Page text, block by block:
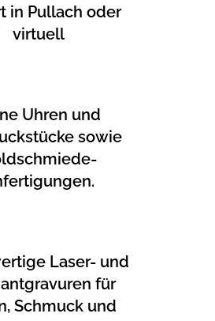
in Pullach oder
virtuell
Uhren und
sowie
Laser- und
für
Schmuck und